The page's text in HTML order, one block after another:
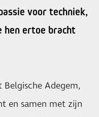
voor techniek,
hen ertoe bracht
Belgische Adegem,
en samen met zijn